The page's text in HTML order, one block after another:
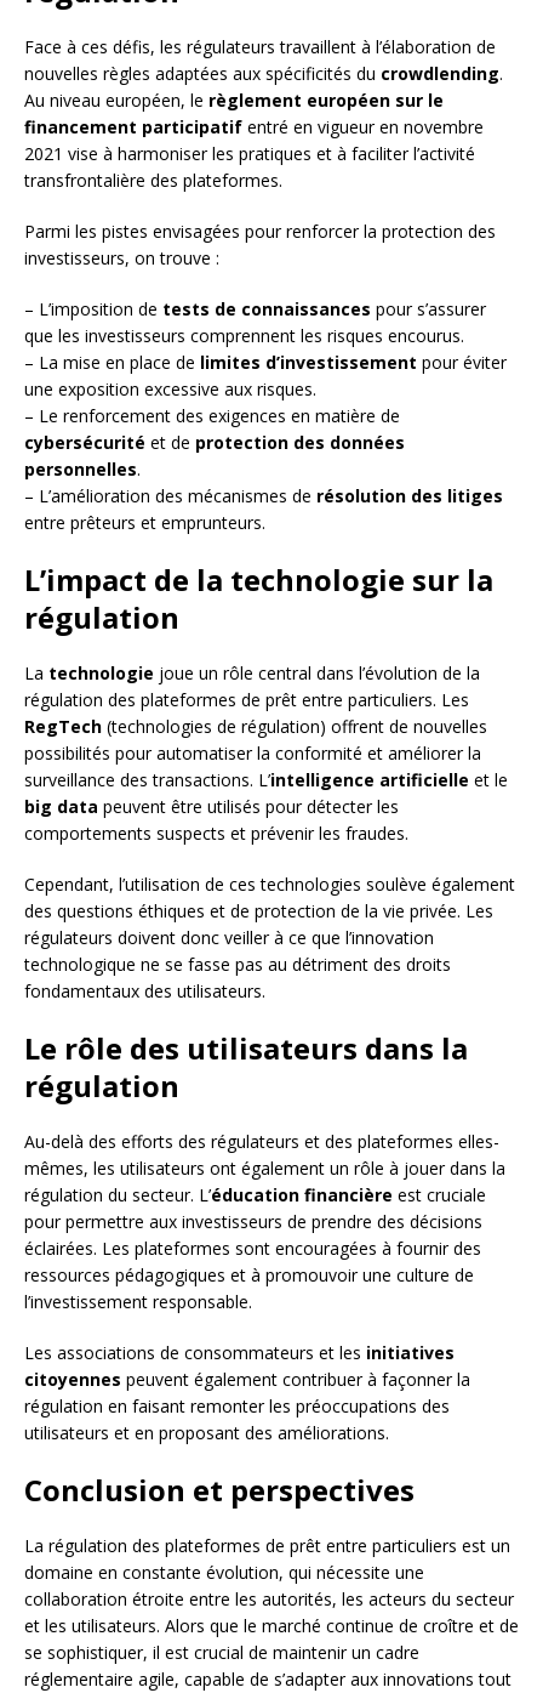
Face à ces défis, les régulateurs travaillent à l’élaboration de
nouvelles règles adaptées aux spécificités du crowdlending.
Au niveau européen, le règlement européen sur le
financement participatif entré en vigueur en novembre
2021 vise à harmoniser les pratiques et à faciliter l’activité
transfrontalière des plateformes.
Parmi les pistes envisagées pour renforcer la protection des
investisseurs, on trouve :
– L’imposition de tests de connaissances pour s’assurer
que les investisseurs comprennent les risques encourus.
– La mise en place de limites d’investissement pour éviter
une exposition excessive aux risques.
– Le renforcement des exigences en matière de
cybersécurité et de protection des données
personnelles.
– L’amélioration des mécanismes de résolution des litiges
entre prêteurs et emprunteurs.
L’impact de la technologie sur la
régulation
La technologie joue un rôle central dans l’évolution de la
régulation des plateformes de prêt entre particuliers. Les
RegTech (technologies de régulation) offrent de nouvelles
possibilités pour automatiser la conformité et améliorer la
surveillance des transactions. L’intelligence artificielle et le
big data peuvent être utilisés pour détecter les
comportements suspects et prévenir les fraudes.
Cependant, l’utilisation de ces technologies soulève également
des questions éthiques et de protection de la vie privée. Les
régulateurs doivent donc veiller à ce que l’innovation
technologique ne se fasse pas au détriment des droits
fondamentaux des utilisateurs.
Le rôle des utilisateurs dans la
régulation
Au-delà des efforts des régulateurs et des plateformes elles-
mêmes, les utilisateurs ont également un rôle à jouer dans la
régulation du secteur. L’éducation financière est cruciale
pour permettre aux investisseurs de prendre des décisions
éclairées. Les plateformes sont encouragées à fournir des
ressources pédagogiques et à promouvoir une culture de
l’investissement responsable.
Les associations de consommateurs et les initiatives
citoyennes peuvent également contribuer à façonner la
régulation en faisant remonter les préoccupations des
utilisateurs et en proposant des améliorations.
Conclusion et perspectives
La régulation des plateformes de prêt entre particuliers est un
domaine en constante évolution, qui nécessite une
collaboration étroite entre les autorités, les acteurs du secteur
et les utilisateurs. Alors que le marché continue de croître et de
se sophistiquer, il est crucial de maintenir un cadre
réglementaire agile, capable de s’adapter aux innovations tout